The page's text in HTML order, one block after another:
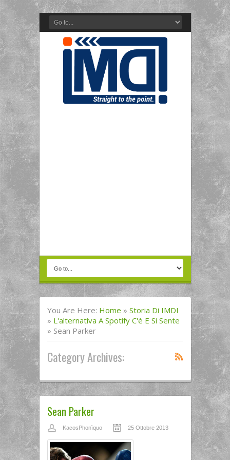
You Are Here: Home » Storia Di IMDI
» L'alternativa A Spotify C'è E Si Sente
» Sean Parker
Category Archives:
Sean Parker
KacosPhonìquo 25 Ottobre 2013